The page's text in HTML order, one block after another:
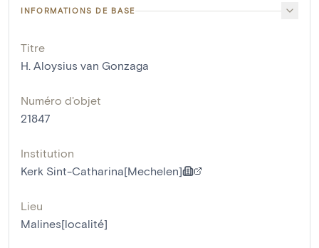
INFORMATIONS DE BASE
Titre
H. Aloysius van Gonzaga
Numéro d'objet
21847
Institution
Kerk Sint-Catharina[Mechelen]
Lieu
Malines[localité]